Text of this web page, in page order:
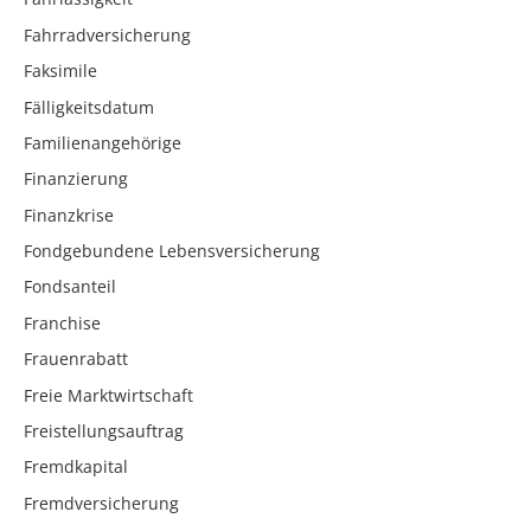
Fahrradversicherung
Faksimile
Fälligkeitsdatum
Familienangehörige
Finanzierung
Finanzkrise
Fondgebundene Lebensversicherung
Fondsanteil
Franchise
Frauenrabatt
Freie Marktwirtschaft
Freistellungsauftrag
Fremdkapital
Fremdversicherung